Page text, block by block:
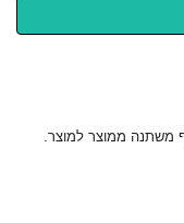
משתנה ממוצר למוצר.